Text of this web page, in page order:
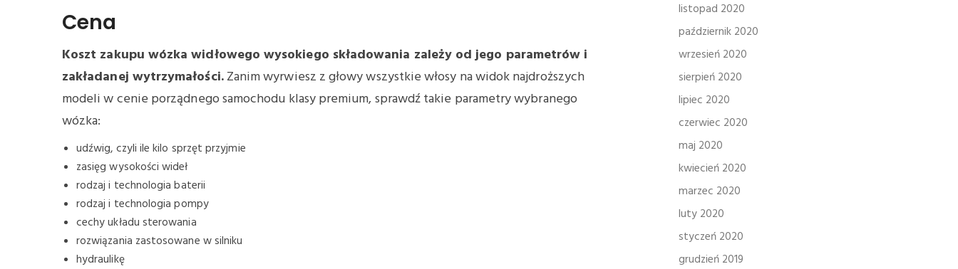
Cena
Koszt zakupu wózka widłowego wysokiego składowania zależy od jego parametrów i
zakładanej wytrzymałości.Zanim wyrwiesz z głowy wszystkie włosy na widok najdroższych
modeli w cenie porządnego samochodu klasy premium, sprawdź takie parametry wybranego
wózka:
udźwig, czyli ile kilo sprzęt przyjmie
zasięg wysokości wideł
rodzaj i technologia baterii
rodzaj i technologia pompy
cechy układu sterowania
rozwiązania zastosowane w silniku
hydraulikę
listopad 2020
październik 2020
wrzesień 2020
sierpień 2020
lipiec 2020
czerwiec 2020
maj 2020
kwiecień 2020
marzec 2020
luty 2020
styczeń 2020
grudzień 2019